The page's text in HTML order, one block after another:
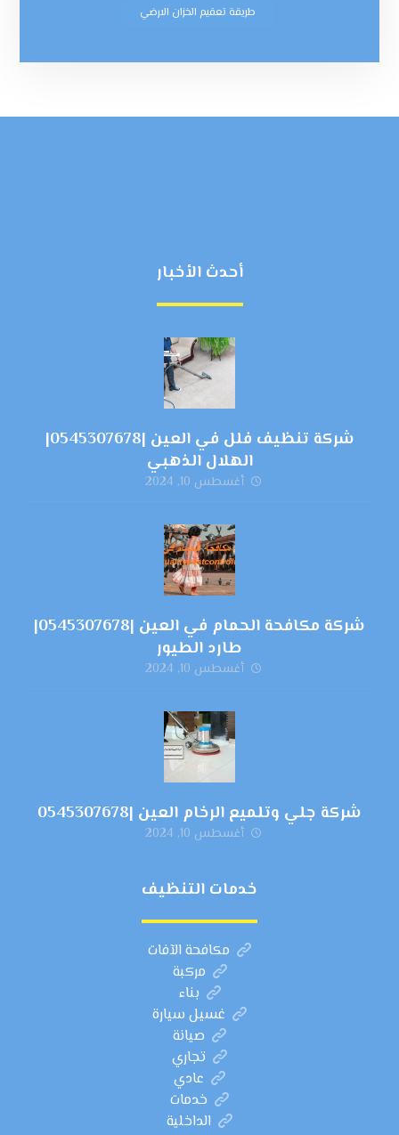
طريقة تعقيم الخزان الارضي
أحدث الأخبار
شركة تنظيف فلل في العين |0545307678|
الهلال الذهبي
أغسطس 10, 2024
شركة مكافحة الحمام في العين |0545307678|
طارد الطيور
أغسطس 10, 2024
شركة جلي وتلميع الرخام العين |0545307678
أغسطس 10, 2024
خدمات التنظيف
مكافحة الآفات
مركبة
بناء
غسيل سيارة
صيانة
تجاري
عادي
خدمات
الداخلية